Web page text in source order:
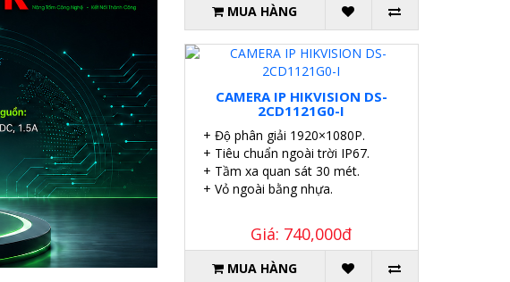
MUA HÀNG
CAMERA IP HIKVISION DS-
2CD1121G0-I
+ Độ phân giải 1920×1080P.
+ Tiêu chuẩn ngoài trời IP67.
+ Tầm xa quan sát 30 mét.
+ Vỏ ngoài bằng nhựa.
Giá: 740,000đ
MUA HÀNG